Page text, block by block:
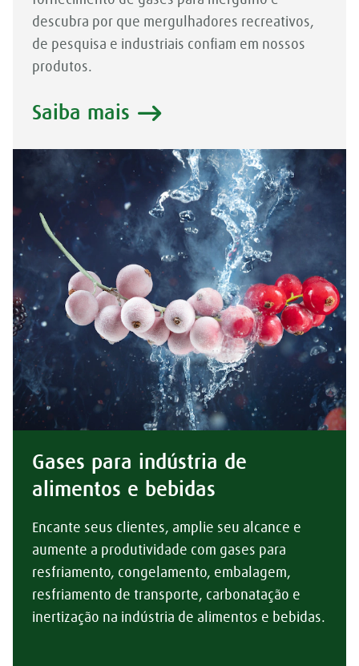
descubra por que mergulhadores recreativos,
de pesquisa e industriais confiam em nossos
produtos.
Saiba mais
Gases para indústria de
alimentos e bebidas
Encante seus clientes, amplie seu alcance e
aumente a produtividade com gases para
resfriamento, congelamento, embalagem,
resfriamento de transporte, carbonatação e
inertização na indústria de alimentos e bebidas.